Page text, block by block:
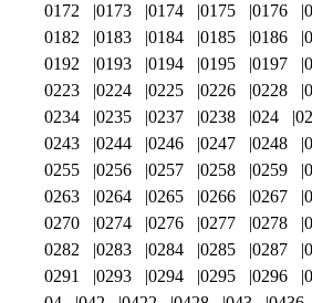
0172
0173 0174 0175 0176
0182
0183 0184 0185 0186
0192
0193 0194 0195 0197
0223
0224 0225 0226 0228
0234
0235 0237 0238 024
0243
0244 0246 0247 0248
0255
0256 0257 0258 0259
0263
0264 0265 0266 0267
0270
0274 0276 0277 0278
0282
0283 0284 0285 0287
0291
0293 0294 0295 0296